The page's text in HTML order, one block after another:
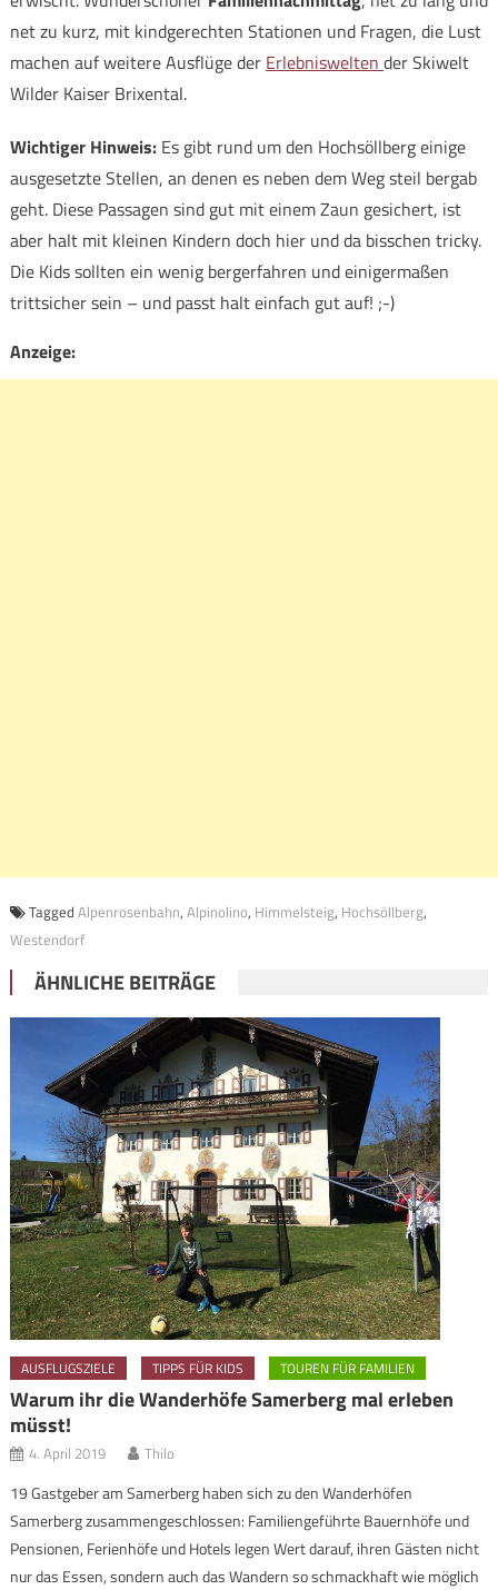
net zu kurz, mit kindgerechten Stationen und Fragen, die Lust
machen auf weitere Ausflüge der Erlebniswelten der Skiwelt
Wilder Kaiser Brixental.
Wichtiger Hinweis:Es gibt rund um den Hochsöllberg einige
ausgesetzte Stellen, an denen es neben dem Weg steil bergab
geht. Diese Passagen sind gut mit einem Zaun gesichert, ist
aber halt mit kleinen Kindern doch hier und da bisschen tricky.
Die Kids sollten ein wenig bergerfahren und einigermaßen
trittsicher sein – und passt halt einfach gut auf! ;-)
Anzeige:
Tagged Alpenrosenbahn, Alpinolino, Himmelsteig, Hochsöllberg,
Westendorf
ÄHNLICHE BEITRÄGE
AUSFLUGSZIELE TIPPS FÜR KIDS TOUREN FÜR FAMILIEN
Warum ihr die Wanderhöfe Samerberg mal erleben
müsst!
4. April 2019 Thilo
19 Gastgeber am Samerberg haben sich zu den Wanderhöfen
Samerberg zusammengeschlossen: Familiengeführte Bauernhöfe und
Pensionen, Ferienhöfe und Hotels legen Wert darauf, ihren Gästen nicht
nur das Essen, sondern auch das Wandern so schmackhaft wie möglich